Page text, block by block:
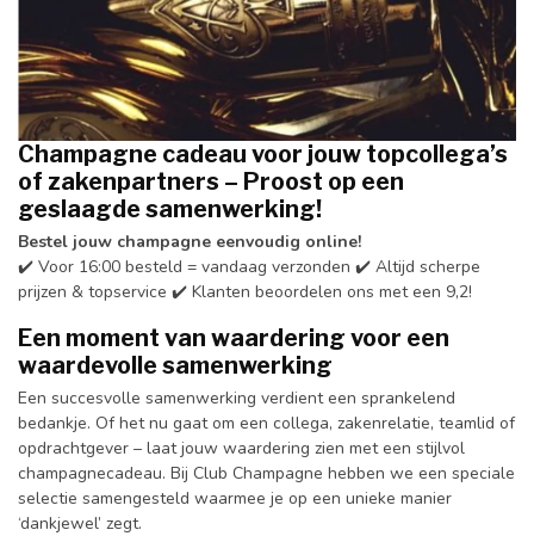
Champagne cadeau voor jouw topcollega’s
of zakenpartners – Proost op een
geslaagde samenwerking!
Bestel jouw champagne eenvoudig online!
✔️ Voor 16:00 besteld = vandaag verzonden ✔️ Altijd scherpe
prijzen & topservice ✔️ Klanten beoordelen ons met een 9,2!
Een moment van waardering voor een
waardevolle samenwerking
Een succesvolle samenwerking verdient een sprankelend
bedankje. Of het nu gaat om een collega, zakenrelatie, teamlid of
opdrachtgever – laat jouw waardering zien met een stijlvol
champagnecadeau. Bij Club Champagne hebben we een speciale
selectie samengesteld waarmee je op een unieke manier
‘dankjewel’ zegt.